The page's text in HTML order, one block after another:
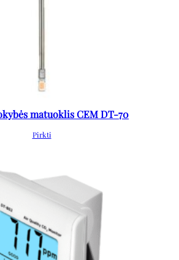
matuoklis CEM DT-70
Pirkti